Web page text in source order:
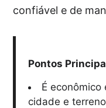
confiável e de
Pontos
É econômico
cidade e